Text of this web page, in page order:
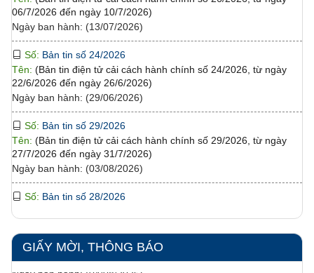
Tên: (Bản tin điện tử cải cách hành chính số 24/2026, từ ngày
22/6/2026 đến ngày 26/6/2026)
Ngày ban hành: (29/06/2026)
Tên: (Bản tin điện tử cải cách hành chính số 29/2026, từ ngày
27/7/2026 đến ngày 31/7/2026)
Ngày ban hành: (03/08/2026)
Tên: (Bản tin điện tử cải cách hành chính số 28/2026, từ
ngày20/7/2026 đến ngày 24/7/2026)
Ngày ban hành: (27/07/2026)
Tên: (Bản tin điện tử cải cách hành chính số 27/2026, từ ngày
13/7/2026 đến ngày 17/7/2026)
Ngày ban hành: (20/07/2026)
GIẤY MỜI, THÔNG BÁO
Số: 95/GM-BQLKKTCK
Tên:
(Giấy mời Họp xem xét đề nghị của cổ phần Hữu Nghị Xuân
khai thác hạ tầng logistics và hoạt động xuất nhập khẩu trên địa
Ngày ban hành: (04/08/2026)
Số:
94/GM-BQLKKTCK
Tên: (Giấy mời tham dự cuộc đối thoại liên quan dự án Mở rộng
Trung tâm thương mại Sài Gòn - Tân Thanh)
Ngày ban hành: (04/08/2026)
Số:
93/GM-BQLKKTCK
Tên: (Giấy mời Họp làm việc với phóng viên Báo Lao Động về
biên giới)
Ngày ban hành: (31/07/2026)
Số: 92/GM-BQLKKTCK